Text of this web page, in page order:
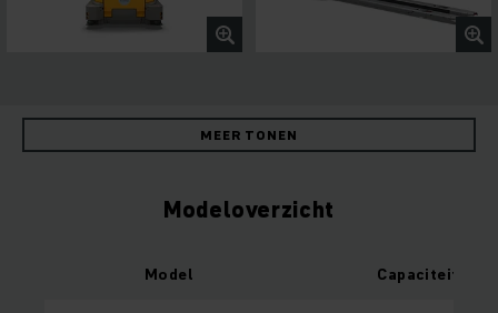
MEER TONEN
Modeloverzicht
Model Capaciteit